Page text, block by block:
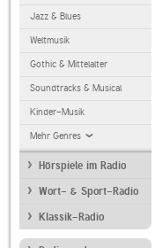
Jazz & Blues
Weltmusik
Gothic & Mittelalter
Soundtracks & Musical
Kinder-Musik
Mehr Genres
Hörspiele im Radio
Wort- & Sport-Radio
Klassik-RadioSUNSHINE LIVE